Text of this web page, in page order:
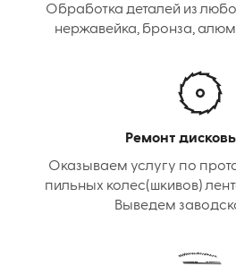
Обработка деталей из
нержавейка, бронза,
Ремонт
Оказываем услугу по
пильных колес(шкивов)
Выведем